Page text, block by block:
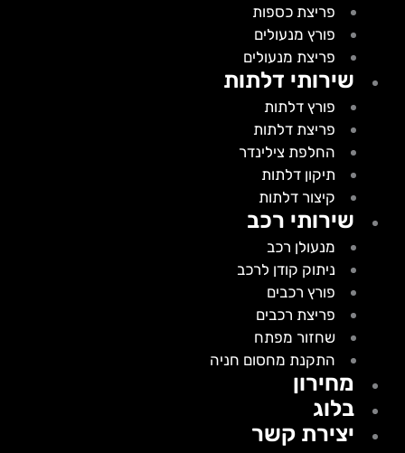
פריצת כספות
פורץ מנעולים
פריצת מנעולים
שירותי דלתות
פורץ דלתות
פריצת דלתות
החלפת צילינדר
תיקון דלתות
קיצור דלתות
שירותי רכב
מנעולן רכב
ניתוק קודן לרכב
פורץ רכבים
פריצת רכבים
שחזור מפתח
התקנת מחסום חניה
מחירון
בלוג
יצירת קשר